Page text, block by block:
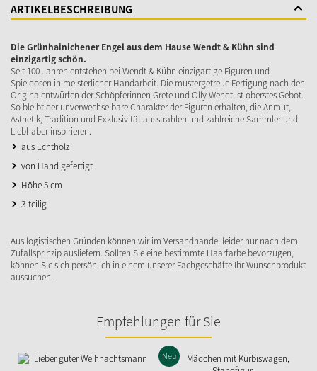
ARTIKELBESCHREIBUNG
Die Grünhainichener Engel aus dem Hause Wendt & Kühn sind
einzigartig schön.
Seit 100 Jahren entstehen bei Wendt & Kühn einzigartige Figuren und
Spieldosen in meisterlicher Handarbeit. Die mustergetreue Fertigung nach den
Originalentwürfen der Schöpferinnen Grete und Olly Wendt ist oberstes Gebot.
So bleibt der unverwechselbare Charakter der Figuren erhalten, die Anmut,
Ästhetik, Tradition und Exklusivität ausstrahlen und zahlreiche Sammler und
Liebhaber inspirieren.
aus Echtholz
von Hand gefertigt
Höhe 5 cm
3-teilig
Aus logistischen Gründen können wir im Versandhandel leider nur nach dem
Zufallsprinzip ausliefern. Sollten Sie eine bestimmte Haarfarbe bevorzugen,
können Sie sich persönlich in einem unserer Fachgeschäfte Ihr Wunschprodukt
aussuchen.
Empfehlungen für Sie
Neu